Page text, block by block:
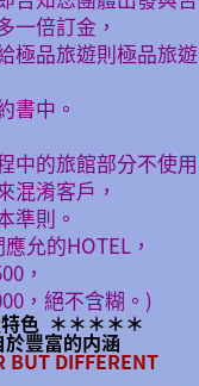
一倍訂金，
極品旅遊則極品旅遊
書中。
中的旅館部分不使用
淆客戶，
準則。
允的HOTEL，
，
，絕不含糊。)
色 ＊＊＊＊＊
豐富的内涵
BUT DIFFERENT